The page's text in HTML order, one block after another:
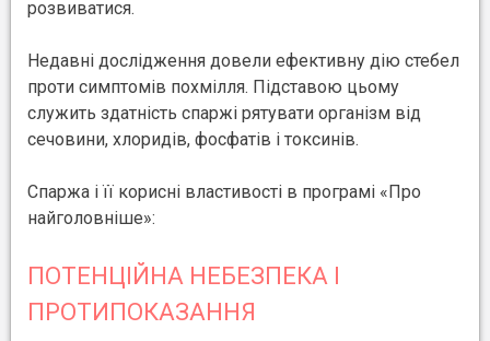
розвиватися.
Недавні дослідження довели ефективну дію стебел
проти симптомів похмілля. Підставою цьому
служить здатність спаржі рятувати організм від
сечовини, хлоридів, фосфатів і токсинів.
Спаржа і її корисні властивості в програмі «Про
найголовніше»:
ПОТЕНЦІЙНА НЕБЕЗПЕКА І
ПРОТИПОКАЗАННЯ